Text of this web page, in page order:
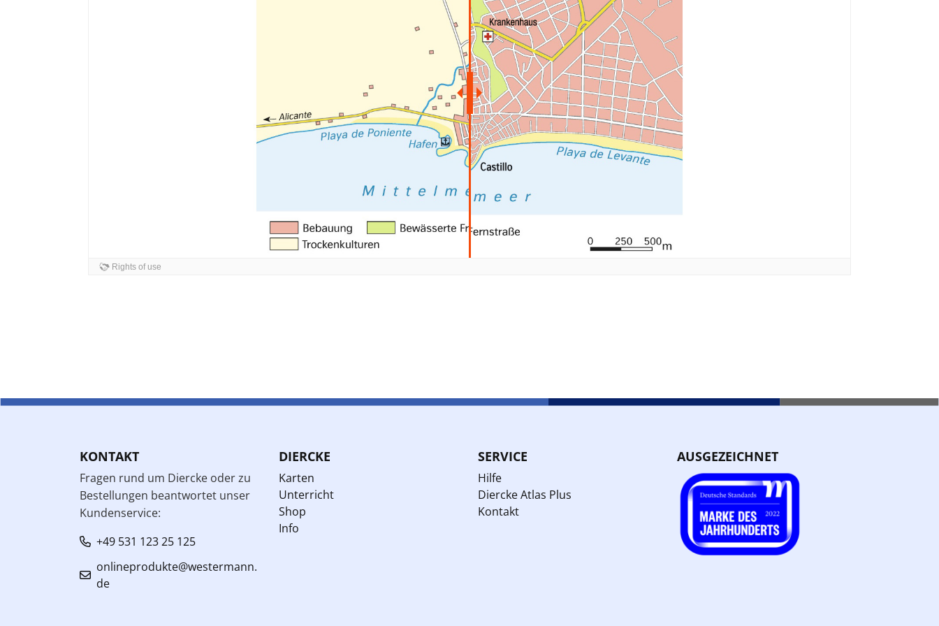
KONTAKT
Fragen rund um Diercke oder zu
Bestellungen beantwortet unser
Kundenservice:
+49 531 123 25 125
onlineprodukte@westermann.
de
DIERCKE
Karten
Unterricht
Shop
Info
SERVICE
Hilfe
Diercke Atlas Plus
Kontakt
AUSGEZEICHNET